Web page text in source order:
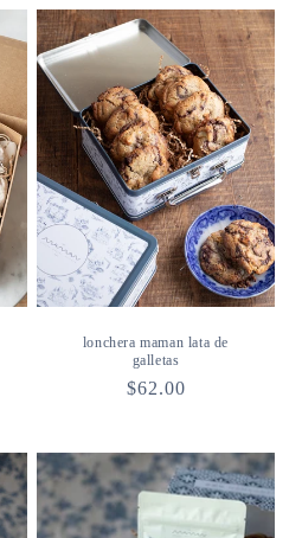
lonchera maman lata de
galletas
Precio
$62.00